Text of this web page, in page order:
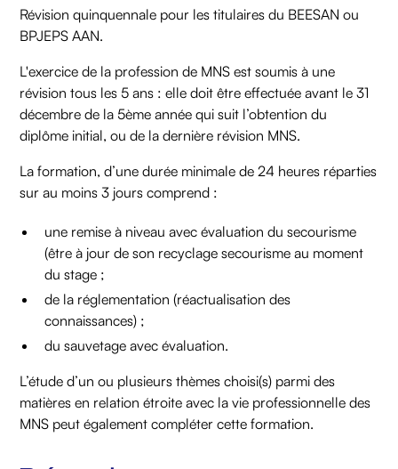
Révision quinquennale pour les titulaires du BEESAN ou
BPJEPS AAN.
L'exercice de la profession de MNS est soumis à une
révision tous les 5 ans : elle doit être effectuée avant le 31
décembre de la 5ème année qui suit l’obtention du
diplôme initial, ou de la dernière révision MNS.
La formation, d’une durée minimale de 24 heures réparties
sur au moins 3 jours comprend :
une remise à niveau avec évaluation du secourisme
(être à jour de son recyclage secourisme au moment
du stage ;
de la réglementation (réactualisation des
connaissances) ;
du sauvetage avec évaluation.
L’étude d’un ou plusieurs thèmes choisi(s) parmi des
matières en relation étroite avec la vie professionnelle des
MNS peut également compléter cette formation.